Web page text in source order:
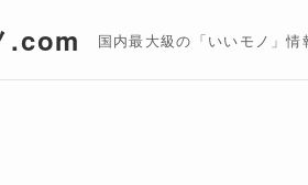
.com 国内最大級の「いいモノ」情